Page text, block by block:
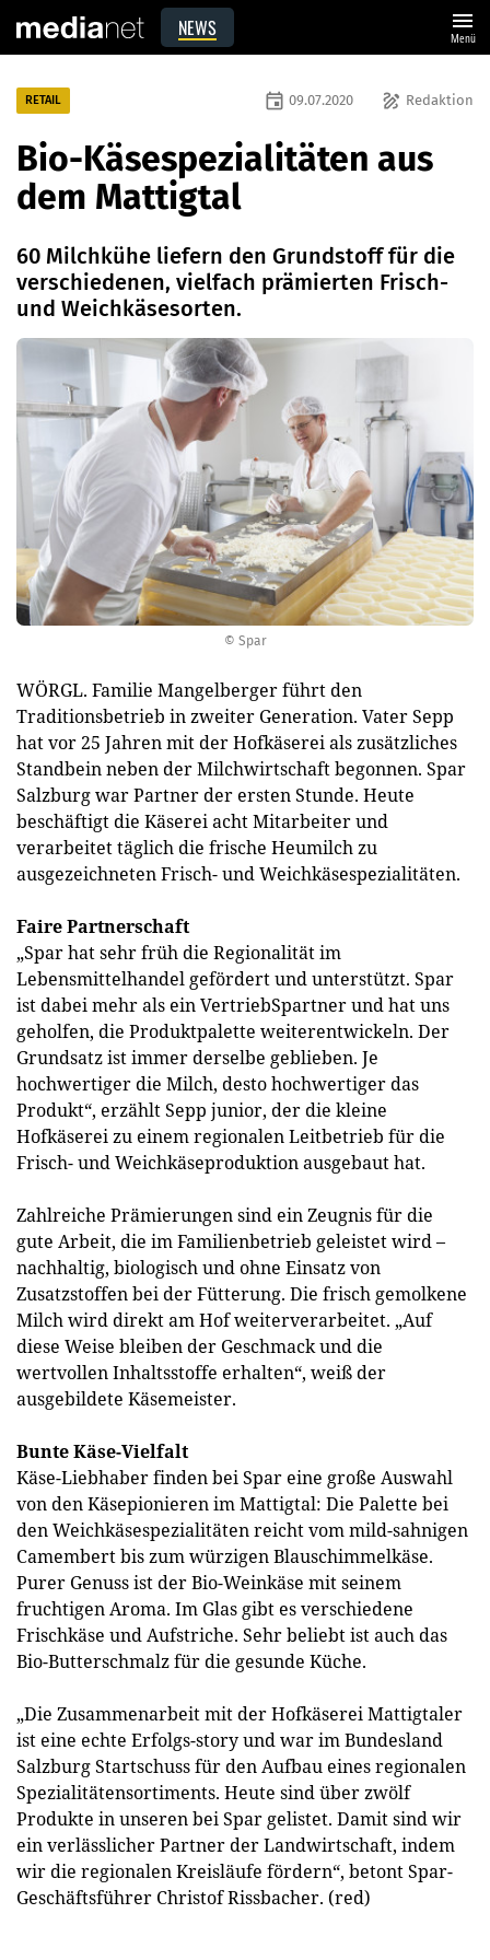
NEWS menu
Menü
© Spar
RETAIL draw Redaktion
event 09.07.2020
Bio-Käsespezialitäten aus
dem Mattigtal
60 Milchkühe liefern den Grundstoff für die
verschiedenen, vielfach prämierten Frisch-
und Weichkäsesorten.
WÖRGL. Familie Mangelberger führt den
Traditionsbetrieb in zweiter Generation. Vater Sepp
hat vor 25 Jahren mit der Hofkäserei als zusätzliches
Standbein neben der Milchwirtschaft begonnen. Spar
Salzburg war Partner der ersten Stunde. Heute
beschäftigt die Käserei acht Mitarbeiter und
verarbeitet täglich die frische Heumilch zu
ausgezeichneten Frisch- und Weichkäsespezialitäten.
Faire Partnerschaft
„Spar hat sehr früh die Regionalität im
Lebensmittelhandel gefördert und unterstützt. Spar
ist dabei mehr als ein VertriebSpartner und hat uns
geholfen, die Produktpalette weiterentwickeln. Der
Grundsatz ist immer derselbe geblieben. Je
hochwertiger die Milch, desto hochwertiger das
Produkt“, erzählt Sepp junior, der die kleine
Hofkäserei zu einem regionalen Leitbetrieb für die
Frisch- und Weichkäseproduktion ausgebaut hat.
Zahlreiche Prämierungen sind ein Zeugnis für die
gute Arbeit, die im Familienbetrieb geleistet wird –
nachhaltig, biologisch und ohne Einsatz von
Zusatzstoffen bei der Fütterung. Die frisch gemolkene
Milch wird direkt am Hof weiterverarbeitet. „Auf
diese Weise bleiben der Geschmack und die
wertvollen Inhaltsstoffe erhalten“, weiß der
ausgebildete Käsemeister.
Bunte Käse-Vielfalt
Käse-Liebhaber finden bei Spar eine große Auswahl
von den Käsepionieren im Mattigtal: Die Palette bei
den Weichkäsespezialitäten reicht vom mild-sahnigen
Camembert bis zum würzigen Blauschimmelkäse.
Purer Genuss ist der Bio-Weinkäse mit seinem
fruchtigen Aroma. Im Glas gibt es verschiedene
Frischkäse und Aufstriche. Sehr beliebt ist auch das
Bio-Butterschmalz für die gesunde Küche.
„Die Zusammenarbeit mit der Hofkäserei Mattigtaler
ist eine echte Erfolgs-story und war im Bundesland
Salzburg Startschuss für den Aufbau eines regionalen
Spezialitätensortiments. Heute sind über zwölf
Produkte in unseren bei Spar gelistet. Damit sind wir
ein verlässlicher Partner der Landwirtschaft, indem
wir die regionalen Kreisläufe fördern“, betont Spar-
Geschäftsführer Christof Rissbacher. (red)